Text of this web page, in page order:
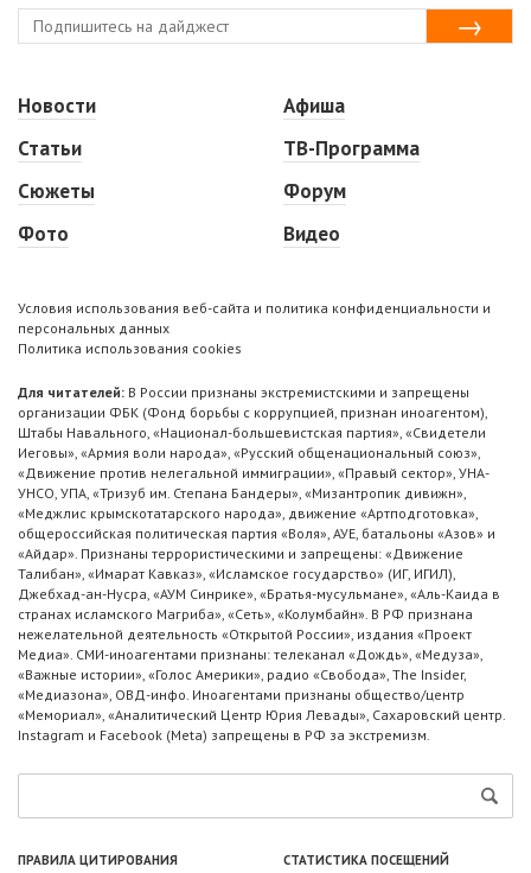
Новости
Статьи
Сюжеты
Фото
Афиша
ТВ-Программа
Форум
Видео
Условия использования веб-сайта и политика конфиденциальности и
персональных данных
Политика использования cookies
Для читателей: В России признаны экстремистскими и запрещены
организации ФБК (Фонд борьбы с коррупцией, признан иноагентом),
Штабы Навального, «Национал-большевистская партия», «Свидетели
Иеговы», «Армия воли народа», «Русский общенациональный союз»,
«Движение против нелегальной иммиграции», «Правый сектор», УНА-
УНСО, УПА, «Тризуб им. Степана Бандеры», «Мизантропик дивижн»,
«Меджлис крымскотатарского народа», движение «Артподготовка»,
общероссийская политическая партия «Воля», АУЕ, батальоны «Азов» и
«Айдар». Признаны террористическими и запрещены: «Движение
Талибан», «Имарат Кавказ», «Исламское государство» (ИГ, ИГИЛ),
Джебхад-ан-Нусра, «АУМ Синрике», «Братья-мусульмане», «Аль-Каида в
странах исламского Магриба», «Сеть», «Колумбайн». В РФ признана
нежелательной деятельность «Открытой России», издания «Проект
Медиа». СМИ-иноагентами признаны: телеканал «Дождь», «Медуза»,
«Важные истории», «Голос Америки», радио «Свобода», The Insider,
«Медиазона», ОВД-инфо. Иноагентами признаны общество/центр
«Мемориал», «Аналитический Центр Юрия Левады», Сахаровский центр.
Instagram и Facebook (Metа) запрещены в РФ за экстремизм.
ПРАВИЛА ЦИТИРОВАНИЯ СТАТИСТИКА ПОСЕЩЕНИЙ